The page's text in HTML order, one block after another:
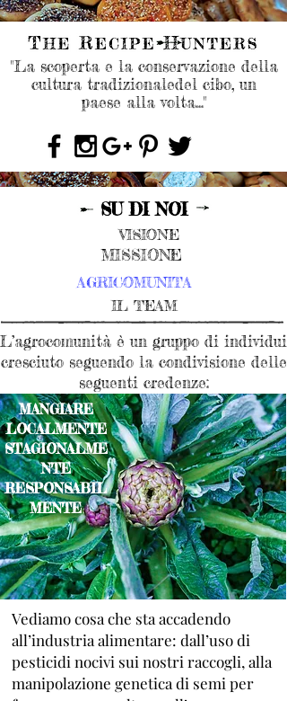
"La scoperta e la conservazione della
cultura tradizionaledel cibo, un
paese alla volta..."
SU DI NOI
VISIONE
MISSIONE
AGRICOMUNITA
IL TEAM
L’agrocomunità è un gruppo di individui
cresciuto seguendo la condivisione delle
seguenti credenze:
MANGIARE
LOCALMENTE
STAGIONALME
NTE
RESPONSABIL
MENTE
Vediamo cosa che sta accadendo
all’industria alimentare: dall’uso di
pesticidi nocivi sui nostri raccogli, alla
manipolazione genetica di semi per